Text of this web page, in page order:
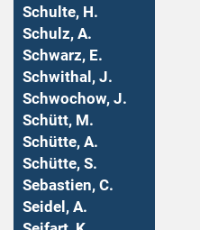
Schulte, H.
Schulz, A.
Schwarz, E.
Schwithal, J.
Schwochow, J.
Schütt, M.
Schütte, A.
Schütte, S.
Sebastien, C.
Seidel, A.